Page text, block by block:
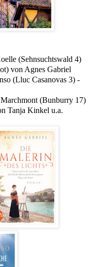
(Sehnsuchtswald 4)
von Agnes Gabriel
(Lluc Casanovas 3) -
(Bunburry 17)
Tanja Kinkel u.a.